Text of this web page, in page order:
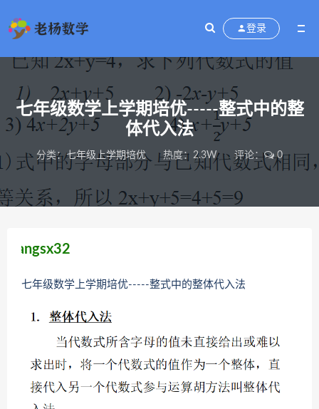
登录
七年级数学上学期培优-----​整式中的整
体代入法
分类：七年级上学期培优 热度：2.3W 评论： 0
七年级数学上学期培优-----​整式中的整体代入法